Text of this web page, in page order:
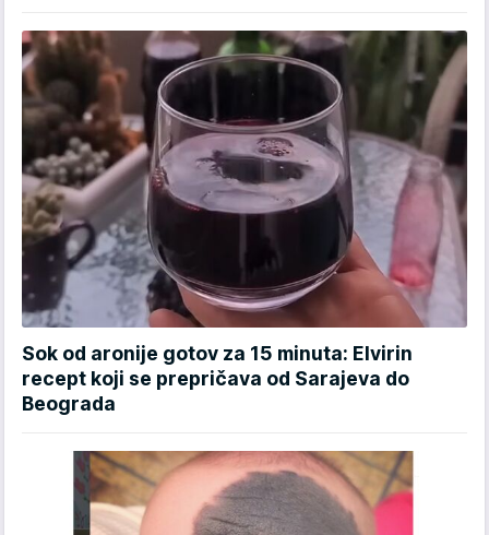
Sok od aronije gotov za 15 minuta: Elvirin
recept koji se prepričava od Sarajeva do
Beograda